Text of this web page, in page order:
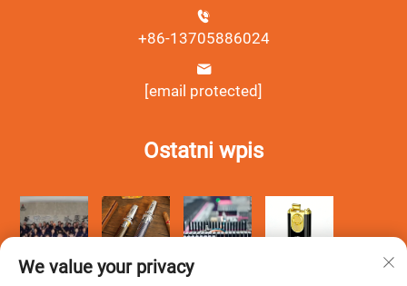
+86-13705886024
[email protected]
Ostatni wpis
We value your privacy